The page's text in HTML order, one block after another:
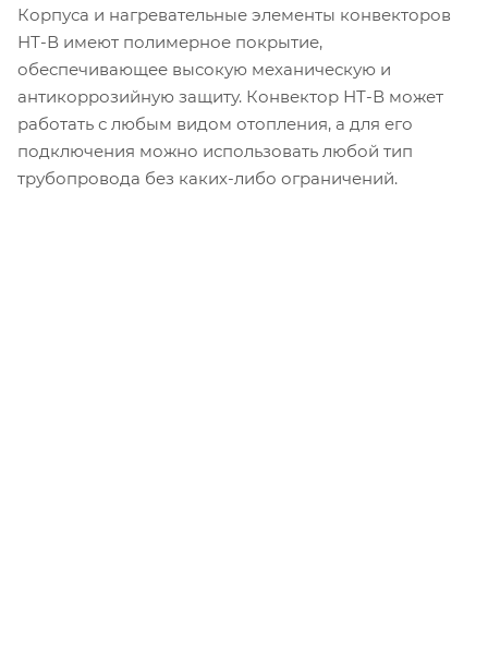
Корпуса и нагревательные элементы конвекторов
НТ-В имеют полимерное покрытие,
обеспечивающее высокую механическую и
антикоррозийную защиту. Конвектор НТ-В может
работать с любым видом отопления, а для его
подключения можно использовать любой тип
трубопровода без каких-либо ограничений.